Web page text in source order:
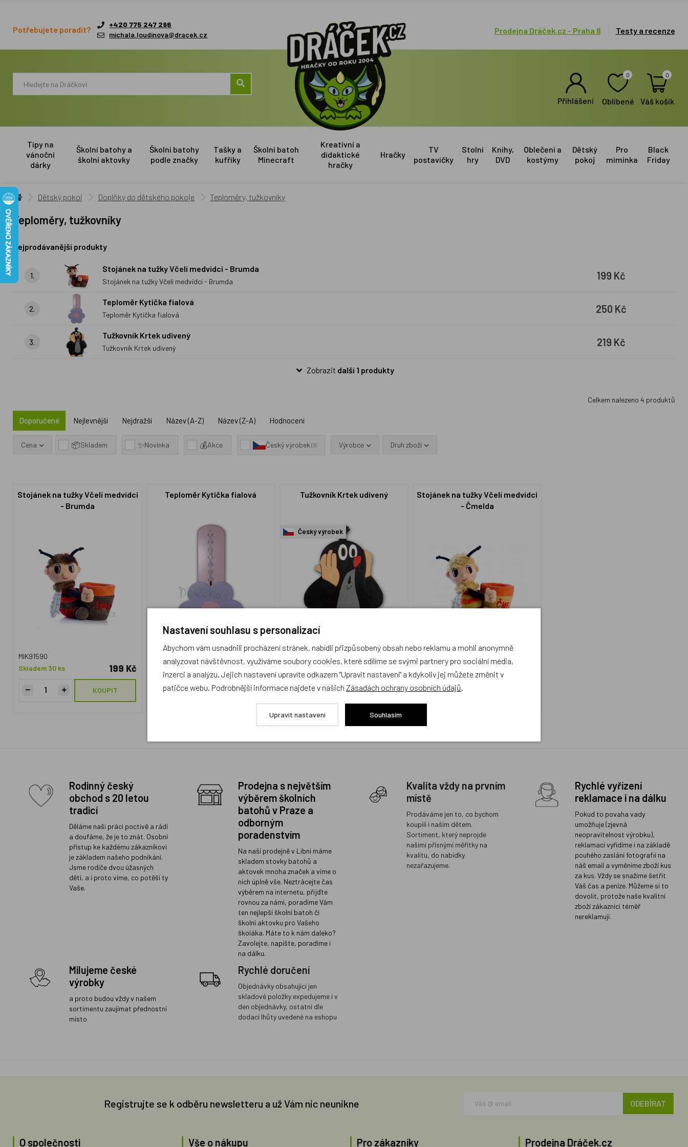
Potřebujete poradit?
+420 775 247 296
michala.loudinova@dracek.cz
Prodejna Dráček.cz - Praha 8 Testy a recenze
Přihlášení
0
Oblíbené
0
Váš košík
Tipy na
vánoční
dárky
Školní batohy a
školní aktovky
Školní batohy
podle značky
Tašky a
kufříky
Školní batoh
Minecraft
Kreativní a
didaktické
hračky
Hračky
TV
postavičky
Stolní
hry
Knihy,
DVD
Oblečení a
kostýmy
Dětský
pokoj
Pro
miminka
Black
Friday
Dětský pokoj Doplňky do dětského pokoje Teploměry, tužkovníky
Teploměry, tužkovníky
Nejprodávanější produkty
1.
Stojánek na tužky Včelí medvídci - Brumda
Stojánek na tužky Včelí medvídci - Brumda 199 Kč
2.
Teploměr Kytička fialová
Teploměr Kytička fialová 250 Kč
3.
Tužkovník Krtek udivený
Tužkovník Krtek udivený 219 Kč
Zobrazit další 1 produkty
Celkem nalezeno 4 produktů
Doporučené Nejlevnější Nejdražší Název (A-Z) Název (Z-A) Hodnocení
Cena 📦Skladem ✨Novinka 💰Akce Český výrobek (1) Výrobce Druh zboží
Stojánek na tužky Včelí medvídci
- Brumda
MIK91590
Skladem 30 ks
199 Kč
KOUPIT
Teploměr Kytička fialová
Skladem 1 ks
250 Kč
KOUPIT
Tužkovník Krtek udivený
Český výrobek
Skladem 2 ks
KOUPIT
Stojánek na tužky Včelí medvídci
- Čmelda
Skladem 19 ks
199 Kč
1
Rodinný český
obchod s 20 letou
tradicí
Děláme naši práci poctivě a rádi
a doufáme, že je to znát. Osobní
přístup ke každému zákazníkovi
je základem našeho podnikání.
Jsme rodiče dvou úžasných
dětí, a i proto víme, co potěší ty
Vaše.
Prodejna s největším
výběrem školních
batohů v Praze a
odborným
poradenstvím
Na naší prodejně v Libni máme
skladem stovky batohů a
aktovek mnoha značek a víme o
nich úplně vše. Neztrácejte čas
výběrem na internetu, přijďte
rovnou za námi, poradíme Vám
ten nejlepší školní batoh či
školní aktovku pro Vašeho
školáka. Máte to k nám daleko?
Zavolejte, napište, poradíme i
na dálku.
Kvalita vždy na prvním
místě
Prodáváme jen to, co bychom
koupili i našim dětem.
Sortiment, který neprojde
našimi přísnými měřítky na
kvalitu, do nabídky
nezařazujeme.
Rychlé vyřízení
reklamace i na dálku
Pokud to povaha vady
umožňuje (zjevná
neopravitelnost výrobku),
reklamaci vyřídíme i na základě
pouhého zaslání fotografií na
náš email a vyměníme zboží kus
za kus. Vždy se snažíme šetřit
Váš čas a peníze. Můžeme si to
dovolit, protože naše kvalitní
zboží zákazníci téměř
nereklamují.
Milujeme české
výrobky
a proto budou vždy v našem
sortimentu zaujímat přednostní
místo
Rychlé doručení
Objednávky obsahující jen
skladové položky expedujeme i v
den objednávky, ostatní dle
dodací lhůty uvedené na eshopu
Registrujte se k odběru newsletteru a už Vám nic neunikne ODEBÍRAT
O společnosti Vše o nákupu Pro zákazníky Prodejna Dráček.cz
Nastavení souhlasu s personalizací
Abychom vám usnadnili procházení stránek, nabídli přizpůsobený obsah nebo reklamu a mohli anonymně
analyzovat návštěvnost, využíváme soubory cookies, které sdílíme se svými partnery pro sociální média,
inzerci a analýzu. Jejich nastavení upravíte odkazem "Upravit nastavení" a kdykoliv jej můžete změnit v
patičce webu. Podrobnější informace najdete v našich Zásadách ochrany osobních údajů.
Upravit nastavení Souhlasím